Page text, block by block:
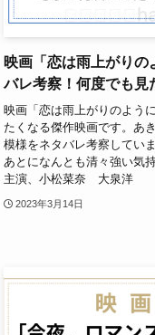
映画「恋は雨上がりの
バレ考察！何度でも見
映画「恋は雨上がりのよう
たくなる傑作映画です。あ
模様をネタバレ考察してい
あとになんとも清々強い気
主演、小松菜奈 大泉洋
2023年3月14日